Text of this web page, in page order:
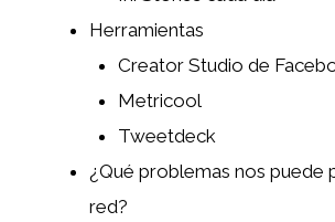
Herramientas
Creator Studio de
Metricool
Tweetdeck
¿Qué problemas nos puede
red?